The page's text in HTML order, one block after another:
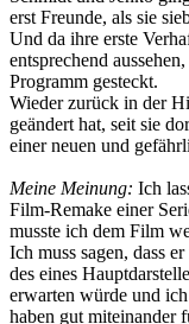
erst Freunde, als sie
Und da ihre erste
entsprechend
Programm gesteckt.
Wieder zurück in der
geändert hat, seit sie
einer neuen und
Meine Meinung: Ich
Film-Remake einer
musste ich dem Film
Ich muss sagen, dass
des eines
erwarten würde und
haben gut miteinander